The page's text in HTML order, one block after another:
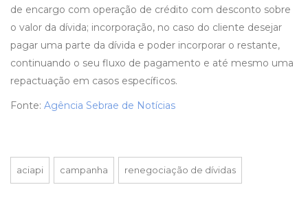
de encargo com operação de crédito com desconto sobre
o valor da dívida; incorporação, no caso do cliente desejar
pagar uma parte da dívida e poder incorporar o restante,
continuando o seu fluxo de pagamento e até mesmo uma
repactuação em casos específicos.
Fonte: Agência Sebrae de Notícias
aciapi campanha renegociação de dívidas